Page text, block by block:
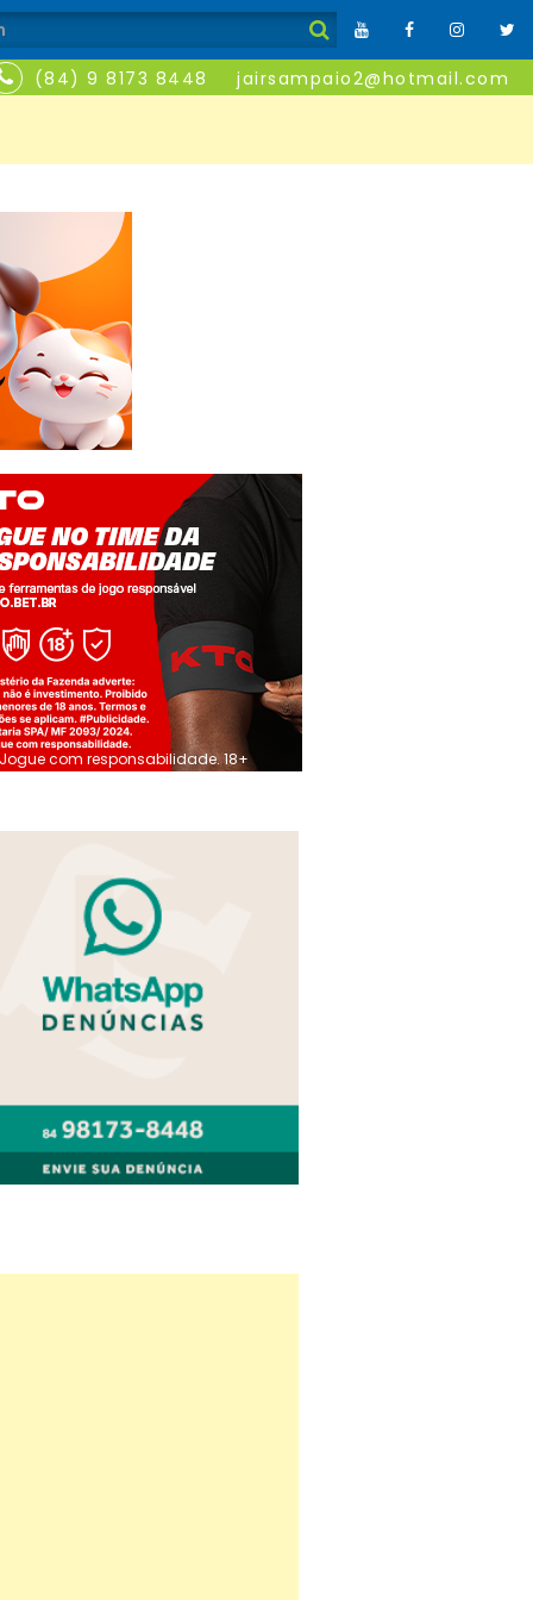
(84) 9 8173 8448 jairsampaio2@hotmail.com
Jogue com responsabilidade. 18+